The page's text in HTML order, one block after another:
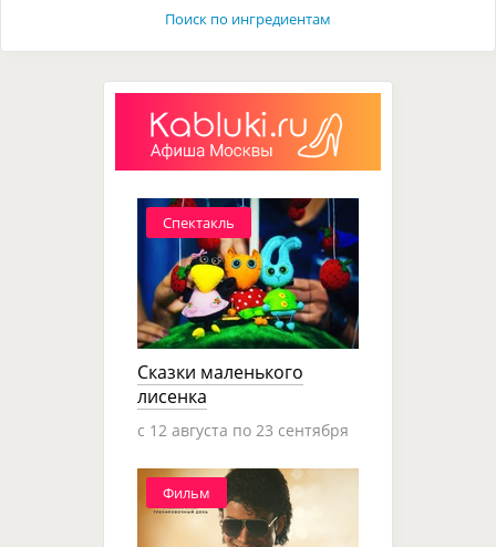
Поиск по ингредиентам
Спектакль
Сказки маленького
лисенка
c 12 августа по 23 сентября
Фильм